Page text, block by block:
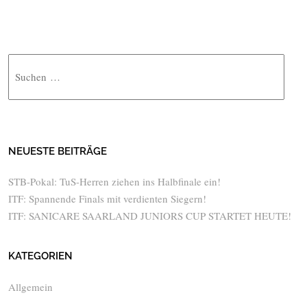
NEUESTE BEITRÄGE
STB-Pokal: TuS-Herren ziehen ins Halbfinale ein!
ITF: Spannende Finals mit verdienten Siegern!
ITF: SANICARE SAARLAND JUNIORS CUP STARTET HEUTE!
KATEGORIEN
Allgemein